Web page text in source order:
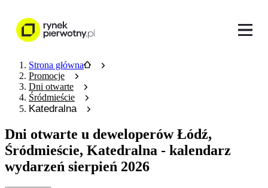
Strona główna
Promocje
Dni otwarte
Śródmieście
Katedralna
Dni otwarte u deweloperów Łódź,
Śródmieście, Katedralna - kalendarz
wydarzeń sierpień 2026